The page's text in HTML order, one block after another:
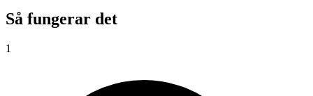
Så fungerar det
1